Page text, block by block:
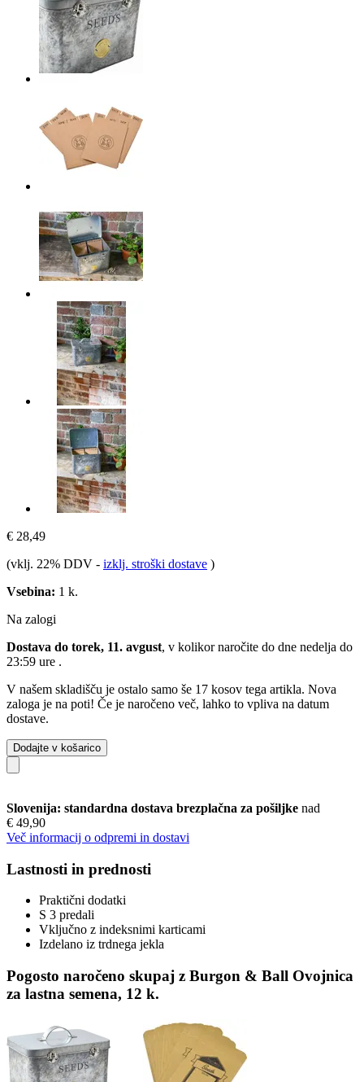
€ 28,49
(vklj. 22% DDV - izklj. stroški dostave )
Vsebina: 1 k.
Na zalogi
Dostava do torek, 11. avgust, v kolikor naročite do dne nedelja do
23:59 ure .
V našem skladišču je ostalo samo še 17 kosov tega artikla. Nova
zaloga je na poti! Če je naročeno več, lahko to vpliva na datum
dostave.
Dodajte v košarico
Slovenija: standardna dostava brezplačna za pošiljke nad
€ 49,90
Več informacij o odpremi in dostavi
Lastnosti in prednosti
Praktični dodatki
S 3 predali
Vključno z indeksnimi karticami
Izdelano iz trdnega jekla
Pogosto naročeno skupaj z Burgon & Ball Ovojnica
za lastna semena, 12 k.